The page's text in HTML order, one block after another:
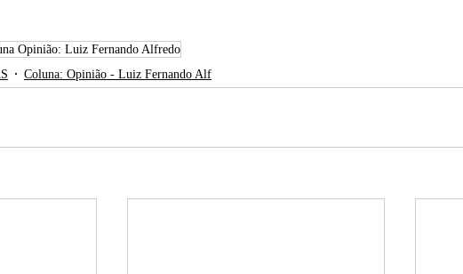
Opinião: Luiz Fernando Alfredo
Coluna: Opinião - Luiz Fernando Alf